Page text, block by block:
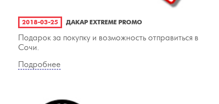
2018-03-25 ДАКАР EXTREME PROMO
Подарок за покупку и возможность отправиться в
Сочи.
Подробнее